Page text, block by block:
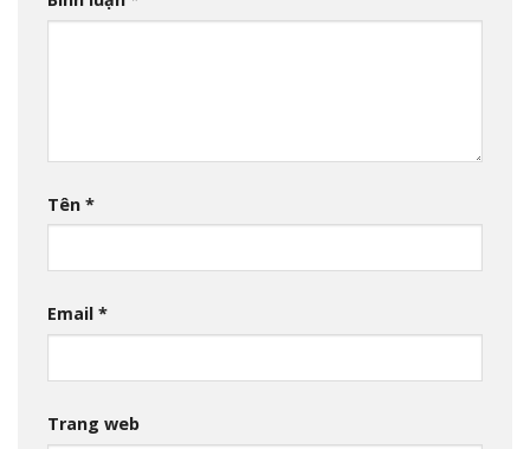
Tên *
Email *
Trang web